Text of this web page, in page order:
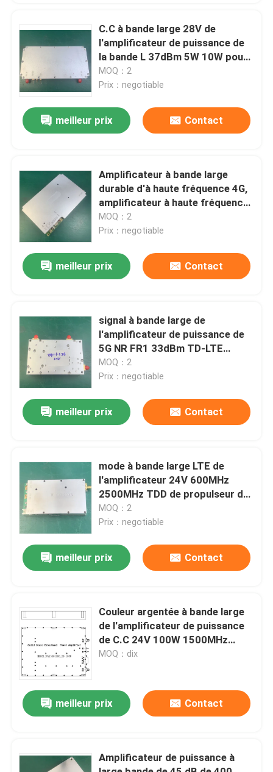
Aperçu
A propos de nous
Visite d'usine
Contrôle de la qualité
Contact
Demande de soumission
amplificateur de puissance de rf
Amplificateur de puissance à semi-conducteur
C.C à bande large 28V de
l'amplificateur de puissance de
la bande L 37dBm 5W 10W pour
la TV et la radio
MOQ：2
Prix：negotiable
meilleur prix Contact
Amplificateur à bande large
durable d'à haute fréquence 4G,
amplificateur à haute fréquence
pratique de rf
MOQ：2
Prix：negotiable
meilleur prix Contact
signal à bande large de
l'amplificateur de puissance de
5G NR FR1 33dBm TD-LTE
COFDM
MOQ：2
Prix：negotiable
meilleur prix Contact
mode à bande large LTE de
l'amplificateur 24V 600MHz
2500MHz TDD de propulseur de
signal de 2W COFDM
MOQ：2
Prix：negotiable
meilleur prix Contact
Couleur argentée à bande large
de l'amplificateur de puissance
de C.C 24V 100W 1500MHz
1700MHz
MOQ：dix
meilleur prix Contact
Amplificateur de puissance à